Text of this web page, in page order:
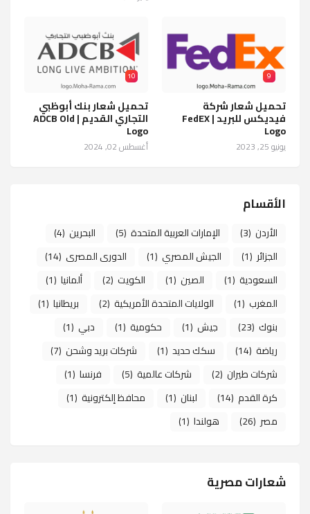
9
تحميل شعار شركة
فيديكس للبريد | FedEX
Logo
يونيو 25, 2023
10
تحميل شعار بنك أبوظبي
التجاري القديم | ADCB Old
Logo
أغسطس 02, 2024
الأقسام
الأردن (3) الإمارات العربية المتحدة (5) البحرين (4)
الجزائر (1) الجيش المصري (1) الدورى المصرى (14)
السعودية (1) الصين (1) الكويت (2) ألمانيا (1)
المغرب (1) الولايات المتحدة الأمريكية (2) بريطانيا (1)
بنوك (23) جيش (1) حكومية (1) دبي (1)
رياضة (14) سكك حديد (1) شركات بريد وشحن (7)
شركات طيران (2) شركات عالمية (5) فرنسا (1)
كرة القدم (14) لبنان (1) محافظ إلكترونية (1)
مصر (26) هولندا (1)
شعارات مصرية